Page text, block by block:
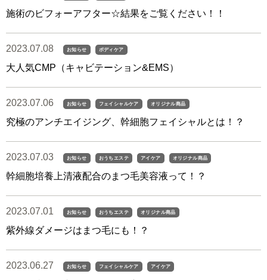
施術のビフォーアフター☆結果をご覧ください！！
2023.07.08 お知らせ ボディケア
大人気CMP（キャビテーション&EMS）
2023.07.06 お知らせ フェイシャルケア オリジナル商品
究極のアンチエイジング、幹細胞フェイシャルとは！？
2023.07.03 お知らせ おうちエステ アイケア オリジナル商品
幹細胞培養上清液配合のまつ毛美容液って！？
2023.07.01 お知らせ おうちエステ オリジナル商品
紫外線ダメージはまつ毛にも！？
2023.06.27 お知らせ フェイシャルケア アイケア